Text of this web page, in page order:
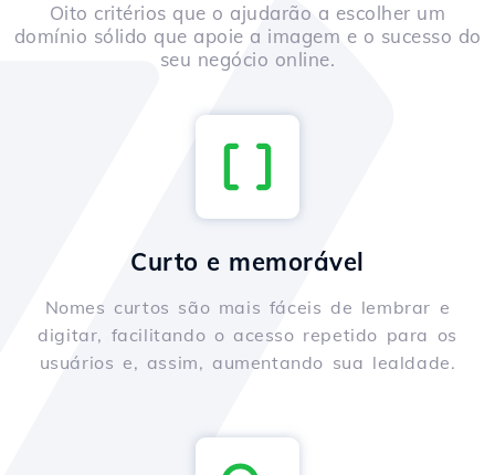
Oito critérios que o ajudarão a escolher um
domínio sólido que apoie a imagem e o sucesso do
seu negócio online.
Curto e memorável
Nomes curtos são mais fáceis de lembrar e
digitar, facilitando o acesso repetido para os
usuários e, assim, aumentando sua lealdade.